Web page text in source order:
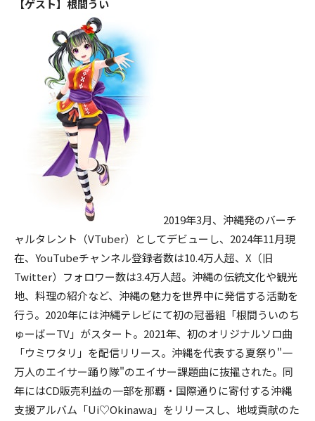
【ゲスト】根間うい
2019年3月、沖縄発のバーチ
ャルタレント（VTuber）としてデビューし、2024年11月現
在、YouTubeチャンネル登録者数は10.4万人超、X（旧
Twitter）フォロワー数は3.4万人超。沖縄の伝統文化や観光
地、料理の紹介など、沖縄の魅力を世界中に発信する活動を
行う。2020年には沖縄テレビにて初の冠番組「根間ういのち
ゅーばーTV」がスタート。2021年、初のオリジナルソロ曲
「ウミワタリ」を配信リリース。沖縄を代表する夏祭り"一
万人のエイサー踊り隊"のエイサー課題曲に抜擢された。同
年にはCD販売利益の一部を那覇・国際通りに寄付する沖縄
支援アルバム「Ui♡Okinawa」をリリースし、地域貢献のた